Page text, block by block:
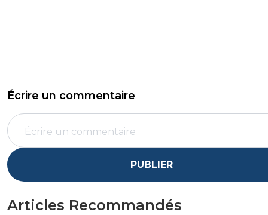
Écrire un commentaire
PUBLIER
Articles Recommandés